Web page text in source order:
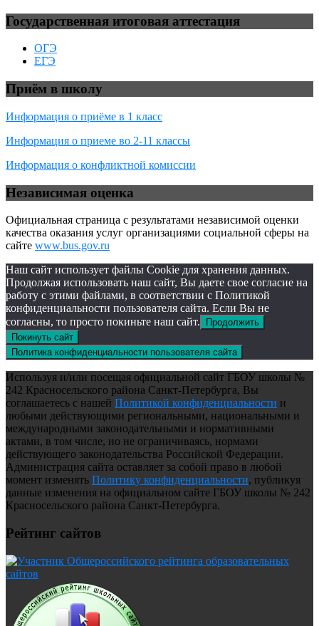
Государственная итоговая аттестация
ОГЭ
ЕГЭ
Приём в школу
Информация о приёме в 1 класс
Информация о приеме во 2-11 классы
Информация о конфликтной комиссии
Независимая оценка
Официальная страница с результатами независимой оценки
качества оказания услуг организациями социальной сферы на
сайте www.bus.gov.ru
Наш сайт использует файлы Cookie для хранения данных.
Продолжая использовать наш сайт, Вы даете свое согласие на
работу с этими файлами, в соответствии с Политикой
конфиденциальности пользователя сайта. Если Вы не
согласны, то просто покиньте наш сайт.
Продолжить
Покинуть сайт
Политика конфиденциальности пользователя сайта
Используя и/или посещая официальной сайт ГБОУ школы №
242 Красносельского района Санкт-Петербурга, Вы
соглашаетесь с нашей Политикой конфиденциальности и
любыми действующими региональными, национальными и
международными законодательными и нормативными
актами, в том числе, но не ограничиваясь, нормами
действующего законодательства Российской Федерации.
Администрация сайта оставляет за собой право в любой
момент изменять Политику конфиденциальности, публикуя
данные изменения на официальном сайте ГБОУ школы № 242
Красносельского района Санкт-Петербурга.
Рейтинг сайтов